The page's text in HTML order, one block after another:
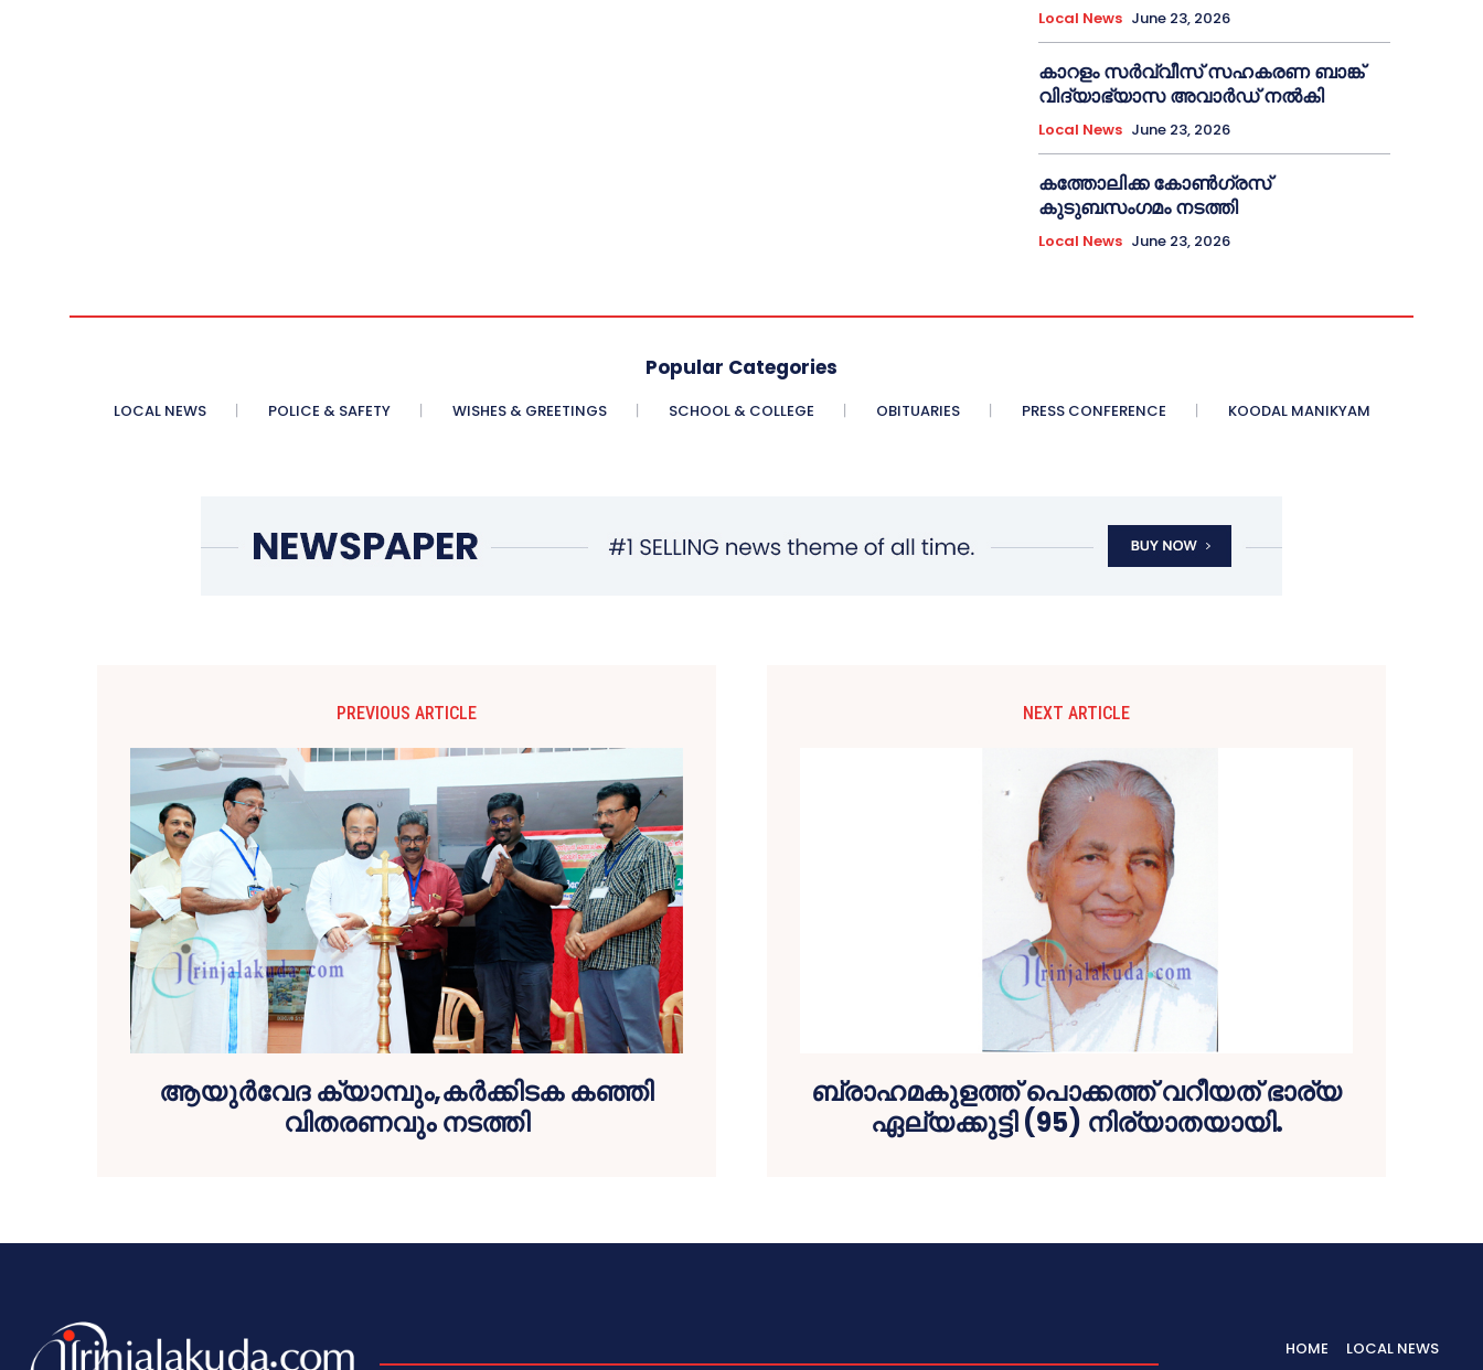
Local News June 23, 2026
കാറളം സർവ്വീസ് സഹകരണ ബാങ്ക്
വിദ്യാഭ്യാസ അവാർഡ് നൽകി
Local News June 23, 2026
കത്തോലിക്ക കോൺഗ്രസ്
കുടുബസംഗമം നടത്തി
Local News June 23, 2026
Popular Categories
LOCAL NEWS POLICE & SAFETY WISHES & GREETINGS SCHOOL & COLLEGE OBITUARIES PRESS CONFERENCE KOODAL MANIKYAM
PREVIOUS ARTICLE
ആയുര്‍വേദ ക്യാമ്പും,കര്‍ക്കിടക കഞ്ഞി
വിതരണവും നടത്തി
NEXT ARTICLE
ബ്രാഹമകുളത്ത് പൊക്കത്ത് വറീയത് ഭാര്യ
ഏല്യക്കുട്ടി (95) നിര്യാതയായി.
HOME
LOCAL NEWS